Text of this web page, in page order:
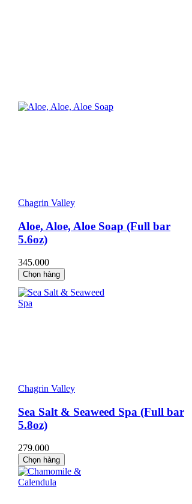
Chagrin Valley
Aloe, Aloe, Aloe Soap (Full bar
5.6oz)
345.000
Chọn hàng
Chagrin Valley
Sea Salt & Seaweed Spa (Full bar
5.8oz)
279.000
Chọn hàng